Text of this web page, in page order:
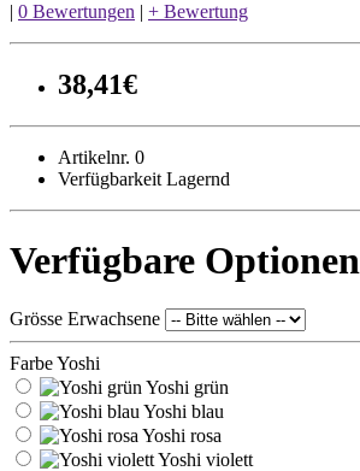
| 0 Bewertungen | + Bewertung
38,41€
Artikelnr. 0
Verfügbarkeit Lagernd
Verfügbare Optionen
Grösse Erwachsene
Farbe Yoshi
Yoshi grün
Yoshi blau
Yoshi rosa
Yoshi violett